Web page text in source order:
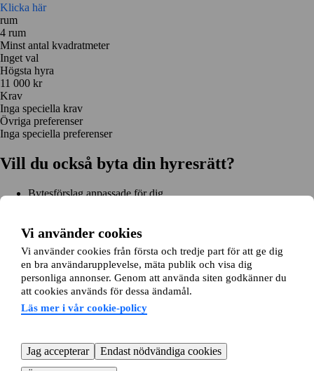
Vi använder cookies
Vi använder cookies från första och tredje part för att ge dig
en bra användarupplevelse, mäta publik och visa dig
personliga annonser. Genom att använda siten godkänner du
att cookies används för dessa ändamål.
Läs mer i vår cookie-policy
Jag accepterar
Endast nödvändiga cookies
Klicka här
rum
4 rum
Minst antal kvadratmeter
Inget val
Högsta hyra
11 000 kr
Krav
Inga speciella krav
Övriga preferenser
Inga speciella preferenser
Vill du också byta din hyresrätt?
Bytesförslag anpassade för dig
Kom igång
Kom igång gratisSök annonser Logga in
Läs mer
Nyheter och tipsBytesansökan
Om lägenhetsbyte.se
Kundtjänst
Hjälp